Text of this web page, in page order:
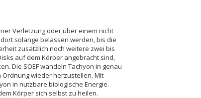
Verletzung oder über einem nicht
solange belassen werden, bis die
zusätzlich noch weitere zwei bis
auf dem Körper angebracht sind,
Die SOEF wandeln Tachyon in genau
wieder herzustellen. Mit
in nutzbare biologische Energie.
Körper sich selbst zu heilen.